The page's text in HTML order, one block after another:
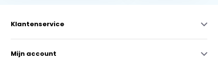
Klantenservice
Mijn account